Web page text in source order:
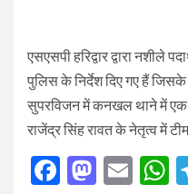
एसएसपी हरिद्वार द्वारा नशीले
पुलिस के निर्देश दिए गए हैं
सुपरविजन में कनखल थाने में एक
राजेंद्र सिंह रावत के नेतृत्व में
Facebook